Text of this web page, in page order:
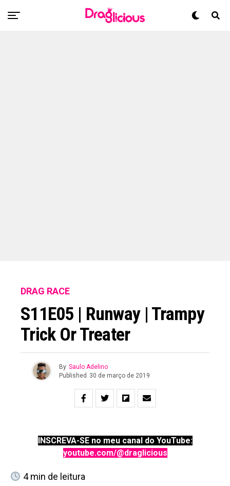
DRAG RACE
S11E05 | Runway | Trampy
Trick Or Treater
By Saulo Adelino
Published 30 de março de 2019
INSCREVA-SE no meu canal do YouTube:
youtube.com/@draglicious
4 min de leitura